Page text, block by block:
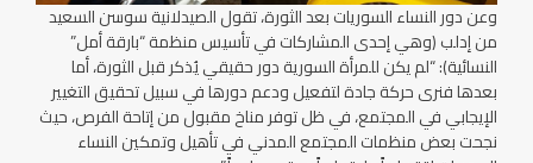
وعن دور النساء السوريات بعد الثورة، تقول الصيدلانية سوسن السعيد
من إدلب (وهي إحدى المشاركات في تأسيس منظمة “بارقة أمل”
النسائية): “لم يكن للمرأة السورية دور حقيقي يُذكر قبل الثورة، أما
بعدها فنرى حركة جادة لتفعيل ودعم دورها في سبيل تحقيق التغيير
الإيجابي في المجتمع، في ظل توفر مناخ مقبول من إتاحة الفرص، حيث
نجحت بعض منظمات المجتمع المدني في تأهيل وتمكين النساء